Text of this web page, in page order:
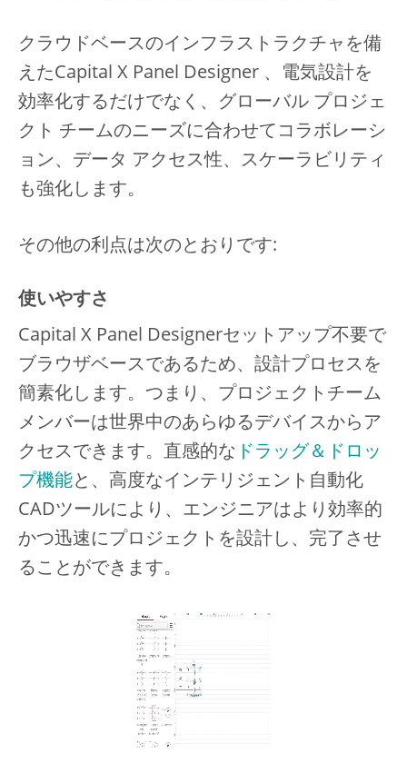
クラウドベースのインフラストラクチャを備
えたCapital X Panel Designer 、電気設計を
効率化するだけでなく、グローバル プロジェ
クト チームのニーズに合わせてコラボレーシ
ョン、データ アクセス性、スケーラビリティ
も強化します。
その他の利点は次のとおりです:
使いやすさ
Capital X Panel Designerセットアップ不要で
ブラウザベースであるため、設計プロセスを
簡素化します。つまり、プロジェクトチーム
メンバーは世界中のあらゆるデバイスからア
クセスできます。直感的な ドラッグ＆ドロッ
プ機能と、高度なインテリジェント自動化
CADツールにより、エンジニアはより効率的
かつ迅速にプロジェクトを設計し、完了させ
ることができます。